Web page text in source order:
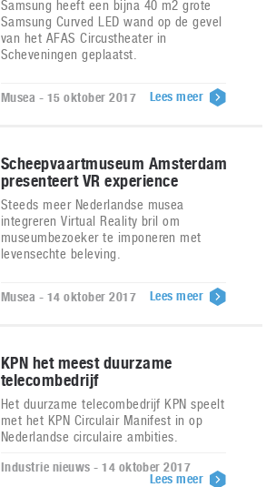
Samsung heeft een bijna 40 m2 grote
Samsung Curved LED wand op de gevel
van het AFAS Circustheater in
Scheveningen geplaatst.
Musea - 15 oktober 2017 Lees meer
Scheepvaartmuseum Amsterdam
presenteert VR experience
Steeds meer Nederlandse musea
integreren Virtual Reality bril om
museumbezoeker te imponeren met
levensechte beleving.
Musea - 14 oktober 2017 Lees meer
KPN het meest duurzame
telecombedrijf
Het duurzame telecombedrijf KPN speelt
met het KPN Circulair Manifest in op
Nederlandse circulaire ambities.
Industrie nieuws - 14 oktober 2017
Lees meer